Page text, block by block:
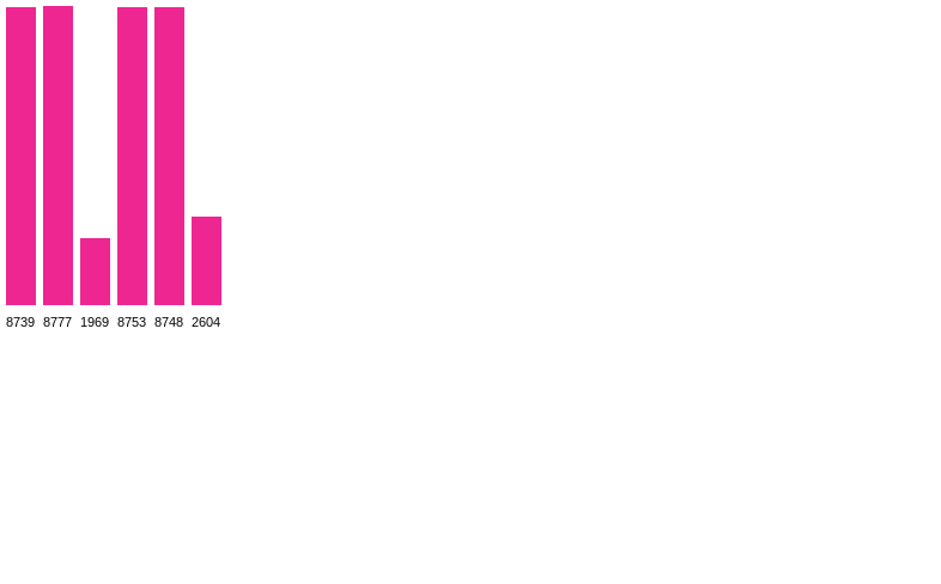
8739 8777 1969 8753 8748 2604